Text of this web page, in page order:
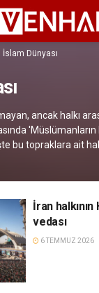
İslam Dünyası
ancak halkı
bu topraklara ait
İran
vedası
6 TEMMUZ 2026